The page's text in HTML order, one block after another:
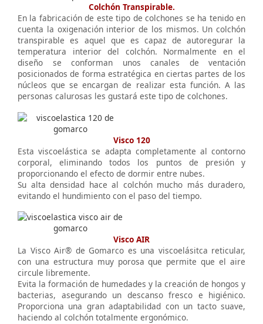
Colchón Transpirable.
En la fabricación de este tipo de colchones se ha tenido en
cuenta la oxigenación interior de los mismos. Un colchón
transpirable es aquel que es capaz de autoregurar la
temperatura interior del colchón. Normalmente en el
diseño se conforman unos canales de ventación
posicionados de forma estratégica en ciertas partes de los
núcleos que se encargan de realizar esta función. A las
personas calurosas les gustará este tipo de colchones.
Visco 120
Esta viscoelástica se adapta completamente al contorno
corporal, eliminando todos los puntos de presión y
proporcionando el efecto de dormir entre nubes.
Su alta densidad hace al colchón mucho más duradero,
evitando el hundimiento con el paso del tiempo.
Visco AIR
La Visco Air® de Gomarco es una viscoelásitca reticular,
con una estructura muy porosa que permite que el aire
circule libremente.
Evita la formación de humedades y la creación de hongos y
bacterias, asegurando un descanso fresco e higiénico.
Proporciona una gran adaptabilidad con un tacto suave,
haciendo al colchón totalmente ergonómico.